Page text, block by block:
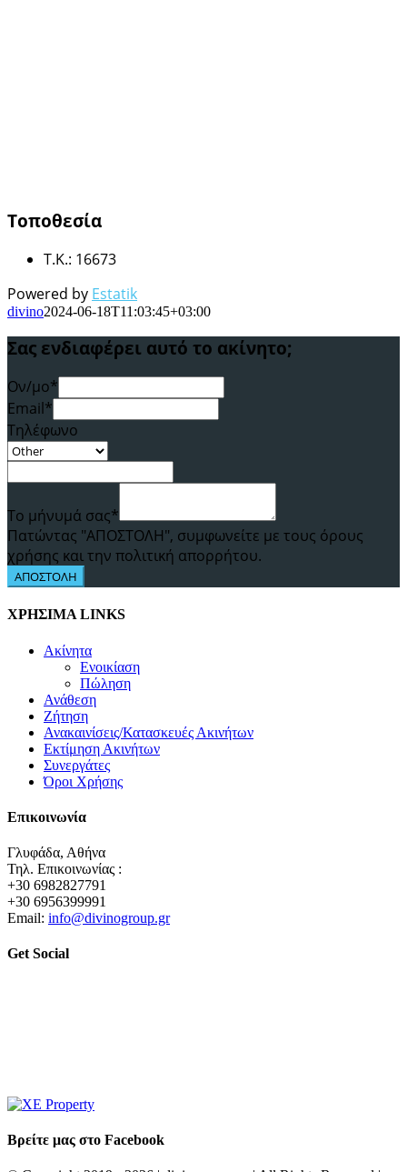
Τοποθεσία
Τ.Κ.: 16673
Powered by Estatik
divino2024-06-18T11:03:45+03:00
Σας ενδιαφέρει αυτό το ακίνητο;
Ον/μο*
Email*
Τηλέφωνο
Το μήνυμά σας*
Πατώντας "ΑΠΟΣΤΟΛΗ", συμφωνείτε με τους όρους
χρήσης και την πολιτική απορρήτου.
ΑΠΟΣΤΟΛΗ
ΧΡΗΣΙΜΑ LINKS
Ακίνητα
Ενοικίαση
Πώληση
Ανάθεση
Ζήτηση
Ανακαινίσεις/Κατασκευές Ακινήτων
Εκτίμηση Ακινήτων
Συνεργάτες
Όροι Χρήσης
Επικοινωνία
Γλυφάδα, Αθήνα
Τηλ. Επικοινωνίας :
+30 6982827791
+30 6956399991
Email: info@divinogroup.gr
Get Social
Βρείτε μας στο Facebook